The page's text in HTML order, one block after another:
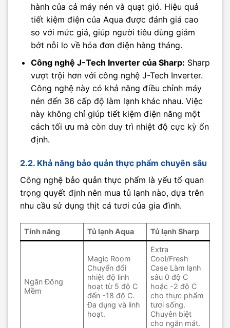
hành của cả máy nén và quạt gió. Hiệu quả
tiết kiệm điện của Aqua được đánh giá cao
so với mức giá, giúp người tiêu dùng giảm
bớt nỗi lo về hóa đơn điện hàng tháng.
Công nghệ J-Tech Inverter của Sharp: Sharp
vượt trội hơn với công nghệ J-Tech Inverter.
Công nghệ này có khả năng điều chỉnh máy
nén đến 36 cấp độ làm lạnh khác nhau. Việc
này không chỉ giúp tiết kiệm điện năng một
cách tối ưu mà còn duy trì nhiệt độ cực kỳ ổn
định.
2.2. Khả năng bảo quản thực phẩm chuyên sâu
Công nghệ bảo quản thực phẩm là yếu tố quan
trọng quyết định nên mua tủ lạnh nào, dựa trên
nhu cầu sử dụng thịt cá tươi của gia đình.
Tính năng Tủ lạnh Aqua Tủ lạnh Sharp
Ngăn Đông
Mềm
Magic Room
Chuyển đổi
nhiệt độ linh
hoạt từ 5 độ C
đến -18 độ C.
Đa dụng và linh
hoạt.
Extra
Cool/Fresh
Case Làm lạnh
sâu 0 độ C
hoặc -2 độ C
cho thực phẩm
tươi sống.
Chuyên biệt
cho ngăn mát.